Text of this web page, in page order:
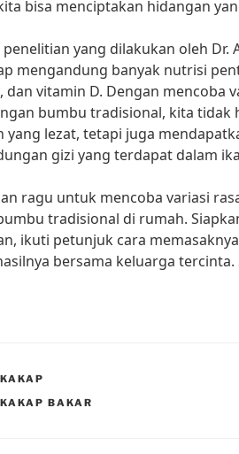
bisa menciptakan hidangan
yang dilakukan oleh Dr.
mengandung banyak nutrisi
dan vitamin D. Dengan mencoba
bumbu tradisional, kita tidak
yang lezat, tetapi juga
gizi yang terdapat dalam
ragu untuk mencoba variasi
tradisional di rumah.
ikuti petunjuk cara
bersama keluarga tercinta.
BAKAR